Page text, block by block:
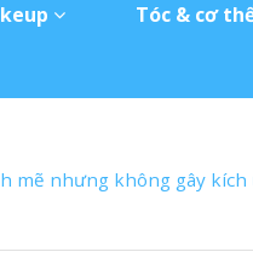
Tóc & cơ
mẽ nhưng không gây